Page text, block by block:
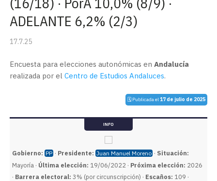
ADELANTE 6,2% (2/3)
17.7.25
Encuesta para elecciones autonómicas en Andalucía
realizada por el Centro de Estudios Andaluces.
🗓️ Publicada el17 de julio de 2025
INFO
Gobierno: PP · Presidente: Juan Manuel Moreno · Situación:
Mayoría · Última elección: 19/06/2022 · Próxima elección: 2026
· Barrera electoral: 3% (por circunscripción) · Escaños: 109 ·